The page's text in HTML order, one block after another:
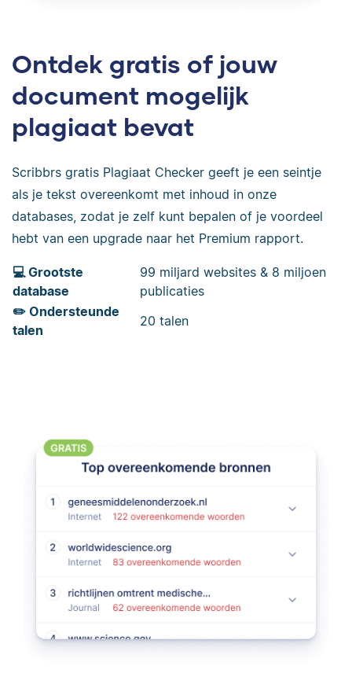
Ontdek gratis of jouw
document mogelijk
plagiaat bevat
Scribbrs gratis Plagiaat Checker geeft je een seintje
als je tekst overeenkomt met inhoud in onze
databases, zodat je zelf kunt bepalen of je voordeel
hebt van een upgrade naar het Premium rapport.
💻 Grootste
database
99 miljard websites & 8 miljoen
publicaties
✏️ Ondersteunde
talen
20 talen